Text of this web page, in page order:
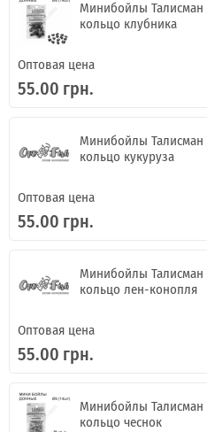
Минибойлы
кольцо клубника
Оптовая цена
55.00 грн.
Минибойлы
кольцо кукуруза
Оптовая цена
55.00 грн.
Минибойлы
кольцо лен-конопля
Оптовая цена
55.00 грн.
Минибойлы
кольцо чеснок